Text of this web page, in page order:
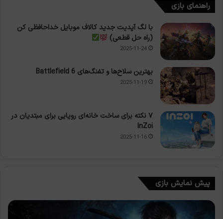
راهنمای بازی
با لگ آپدیت جدید کالاف موبایل خداحافظی کن
(راه حل قطعی)
2025-11-24
بهترین سلاح‌ها و تفنگ‌های Battlefield 6
2025-11-19
۷ نکته برای ساخت خانه‌ای رویایی برای مبتدیان در
InZoi
2025-11-16
پیش نمایش بازی